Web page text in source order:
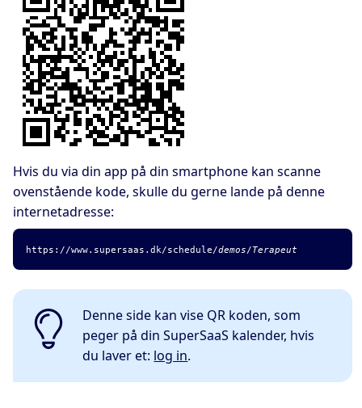
Hvis du via din app på din smartphone kan scanne
ovenstående kode, skulle du gerne lande på denne
internetadresse:
https://www.supersaas.dk/schedule/demos/Terapeut
Denne side kan vise QR koden, som
peger på din SuperSaaS kalender, hvis
du laver et: log in.